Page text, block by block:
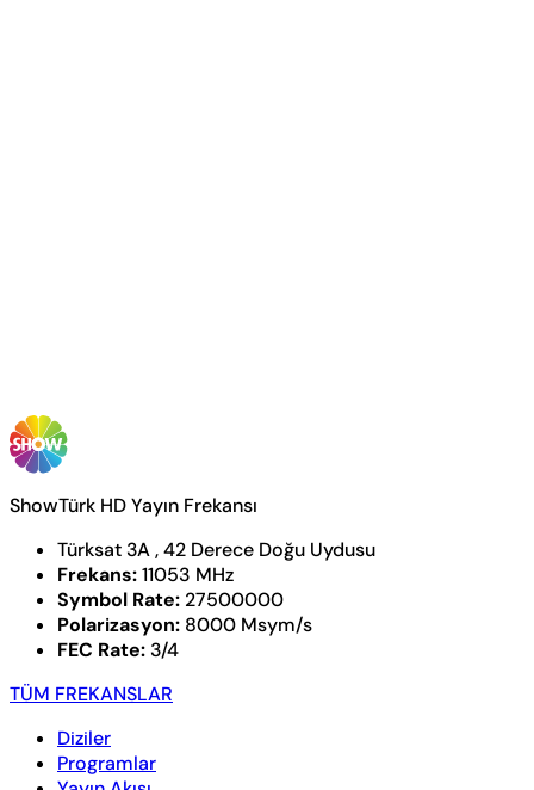
ShowTürk HD Yayın Frekansı
Türksat 3A , 42 Derece Doğu Uydusu
Frekans:11053 MHz
Symbol Rate: 27500000
Polarizasyon: 8000 Msym/s
FEC Rate: 3/4
TÜM FREKANSLAR
Diziler
Programlar